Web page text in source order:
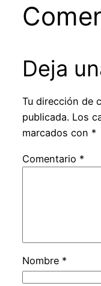
Deja
Tu dirección de
publicada. Los
marcados con *
Comentario *
Nombre *